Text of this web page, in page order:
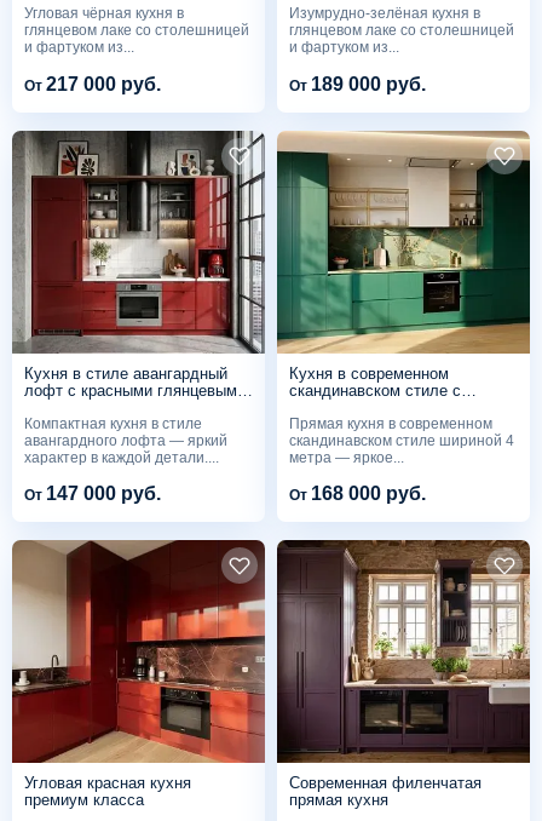
Угловая чёрная кухня в
глянцевом лаке со столешницей
и фартуком из...
От 217 000 руб.
Изумрудно-зелёная кухня в
глянцевом лаке со столешницей
и фартуком из...
От 189 000 руб.
Кухня в стиле авангардный
лофт с красными глянцевыми
Компактная кухня в стиле
авангардного лофта — яркий
характер в каждой детали....
От 147 000 руб.
Кухня в современном
скандинавском стиле с
Прямая кухня в современном
скандинавском стиле шириной 4
метра — яркое...
От 168 000 руб.
Угловая красная кухня
премиум класса
Современная филенчатая
прямая кухня